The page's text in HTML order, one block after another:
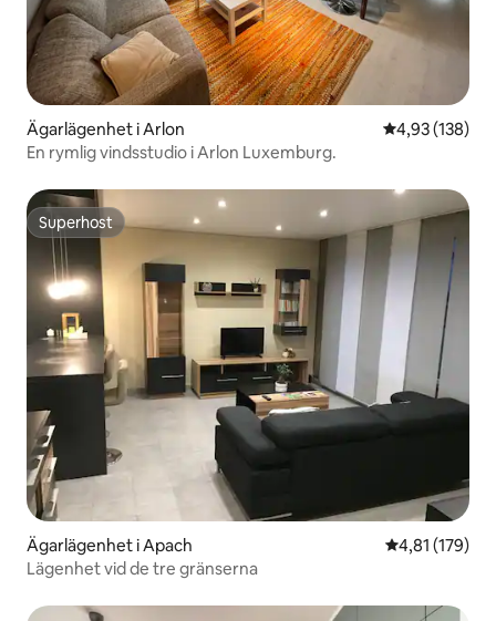
Ägarlägenhet i Arlon 4,93 av 5 i
4,93 (138)
En rymlig vindsstudio i Arlon Luxemburg.
Superhost
Superhost
Ägarlägenhet i Apach 4,81 av 5 i
4,81 (179)
Lägenhet vid de tre gränserna